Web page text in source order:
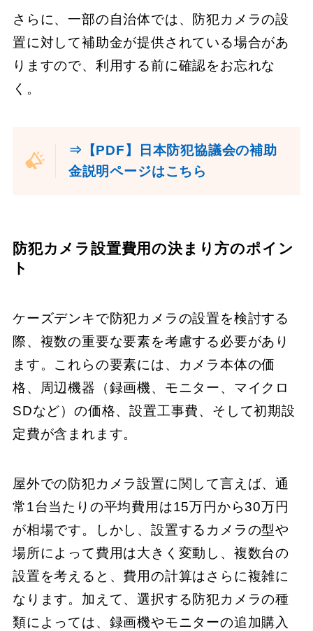
さらに、一部の自治体では、防犯カメラの設
置に対して補助金が提供されている場合があ
りますので、利用する前に確認をお忘れな
く。
⇒【PDF】日本防犯協議会の補助
金説明ページはこちら
防犯カメラ設置費用の決まり方のポイン
ト
ケーズデンキで防犯カメラの設置を検討する
際、複数の重要な要素を考慮する必要があり
ます。これらの要素には、カメラ本体の価
格、周辺機器（録画機、モニター、マイクロ
SDなど）の価格、設置工事費、そして初期設
定費が含まれます。
屋外での防犯カメラ設置に関して言えば、通
常1台当たりの平均費用は15万円から30万円
が相場です。しかし、設置するカメラの型や
場所によって費用は大きく変動し、複数台の
設置を考えると、費用の計算はさらに複雑に
なります。加えて、選択する防犯カメラの種
類によっては、録画機やモニターの追加購入